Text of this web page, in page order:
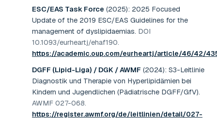
ESC/EAS Task Force (2025): 2025 Focused
Update of the 2019 ESC/EAS Guidelines for the
management of dyslipidaemias. DOI
10.1093/eurheartj/ehaf190.
https://academic.oup.com/eurheartj/article/46/42/
DGFF (Lipid-Liga) / DGK / AWMF (2024): S3-Leitlinie
Diagnostik und Therapie von Hyperlipidämien bei
Kindern und Jugendlichen (Pädiatrische DGFF/GfV).
AWMF 027-068.
https://register.awmf.org/de/leitlinien/detail/027-